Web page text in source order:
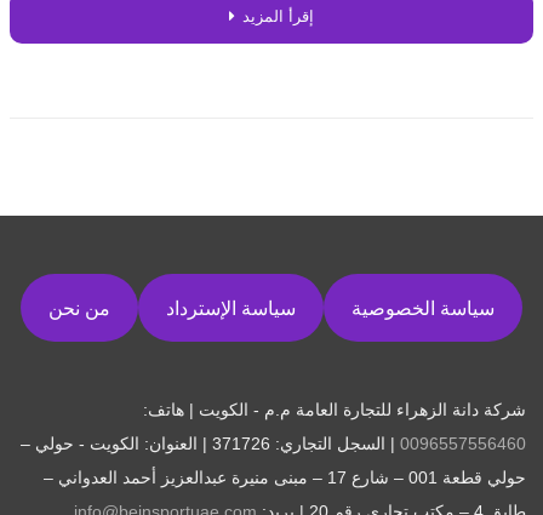
إقرأ المزيد
سياسة الخصوصية سياسة الإسترداد من نحن
شركة دانة الزهراء للتجارة العامة م.م - الكويت | هاتف:
0096557556460
| السجل التجاري: 371726 | العنوان: الكويت - حولي –
حولي قطعة 001 – شارع 17 – مبنى منيرة عبدالعزيز أحمد العدواني –